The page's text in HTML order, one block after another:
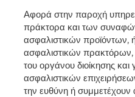
Αφορά στην παροχή
πράκτορα και των
ασφαλιστικών προϊόντων,
ασφαλιστικών πρακτόρων,
του οργάνου διοίκησης
ασφαλιστικών
την ευθύνη ή συμμετέχουν